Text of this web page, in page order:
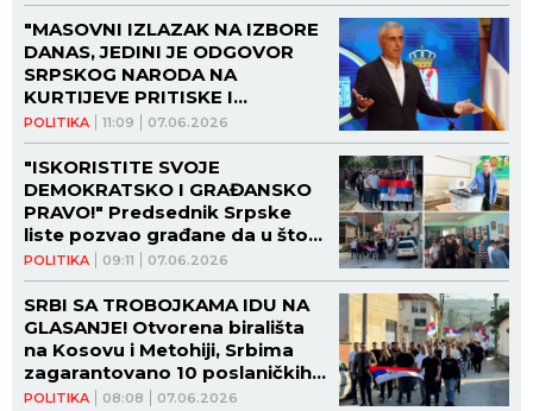
POLITIKA 11:09 07.06.2026
"MASOVNI IZLAZAK NA IZBORE
DANAS, JEDINI JE ODGOVOR
SRPSKOG NARODA NA
KURTIJEVE PRITISKE I
MALVERZACIJE": Oglasio se
Odbor za kontrolu i
opservaciju
POLITIKA 09:11 07.06.2026
"ISKORISTITE SVOJE
DEMOKRATSKO I GRAĐANSKO
PRAVO!" Predsednik Srpske
liste pozvao građane da u što
većem broju izađu na izbore!
(VIDEO)
POLITIKA 08:08 07.06.2026
SRBI SA TROBOJKAMA IDU NA
GLASANJE! Otvorena birališta
na Kosovu i Metohiji, Srbima
zagarantovano 10 poslaničkih
mesta! (FOTO, VIDEO)